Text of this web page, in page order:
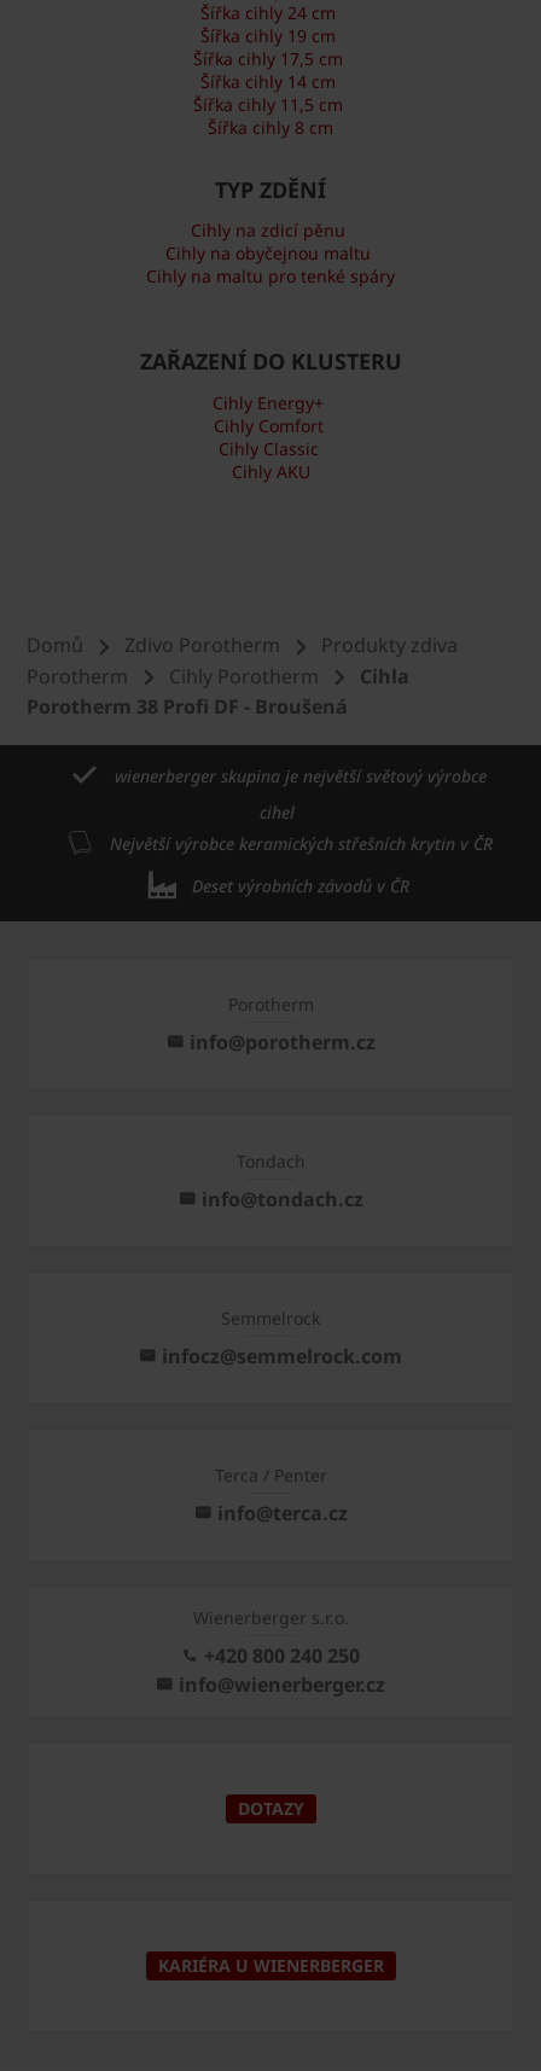
Šířka cihly 24 cm
Šířka cihly 19 cm
Šířka cihly 17,5 cm
Šířka cihly 14 cm
Šířka cihly 11,5 cm
Šířka cihly 8 cm
TYP ZDĚNÍ
Cihly na zdicí pěnu
Cihly na obyčejnou maltu
Cihly na maltu pro tenké spáry
ZAŘAZENÍ DO KLUSTERU
Cihly Energy+
Cihly Comfort
Cihly Classic
Cihly AKU
Domů Zdivo Porotherm
Produkty zdiva
Porotherm
Cihly Porotherm
Cihla
Porotherm 38 Profi DF - Broušená
wienerberger skupina je největší světový výrobce
cihel
Největší výrobce keramických střešních krytin v ČR
Deset výrobních závodů v ČR
Porotherm
info@porotherm.cz
Tondach
info@tondach.cz
Semmelrock
infocz@semmelrock.com
Terca / Penter
info@terca.cz
Wienerberger s.r.o.
+420 800 240 250
info@wienerberger.cz
DOTAZY
KARIÉRA U WIENERBERGER